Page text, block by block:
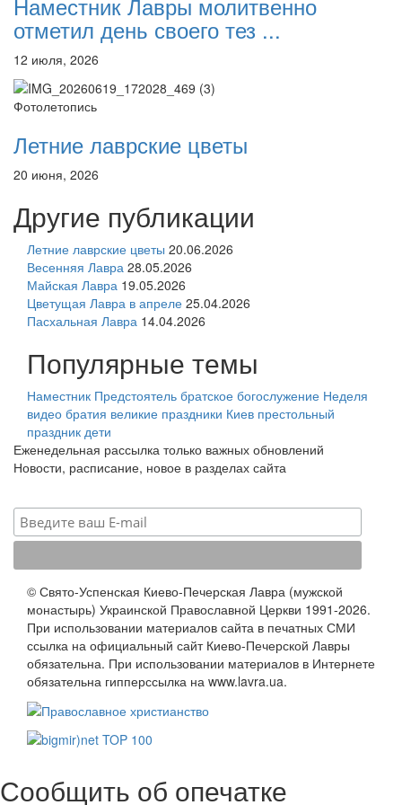
отметил день своего тез ...
12 июля, 2026
Фотолетопись
Летние лаврские цветы
20 июня, 2026
Другие публикации
Летние лаврские цветы 20.06.2026
Весенняя Лавра 28.05.2026
Майская Лавра 19.05.2026
Цветущая Лавра в апреле 25.04.2026
Пасхальная Лавра 14.04.2026
Популярные темы
Наместник Предстоятель братское богослужение Неделя
видео братия великие праздники Киев престольный
праздник дети
Еженедельная рассылка только важных обновлений
Новости, расписание, новое в разделах сайта
© Свято-Успенская Киево-Печерская Лавра (мужской
монастырь) Украинской Православной Церкви 1991-2026.
При использовании материалов сайта в печатных СМИ
ссылка на официальный сайт Киево-Печерской Лавры
обязательна. При использовании материалов в Интернете
обязательна гипперссылка на www.lavra.ua.
Сообщить об опечатке